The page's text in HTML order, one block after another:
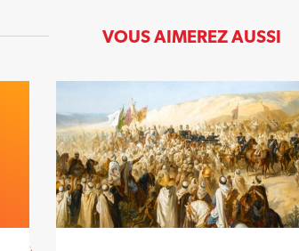
VOUS AIMEREZ AUSSI